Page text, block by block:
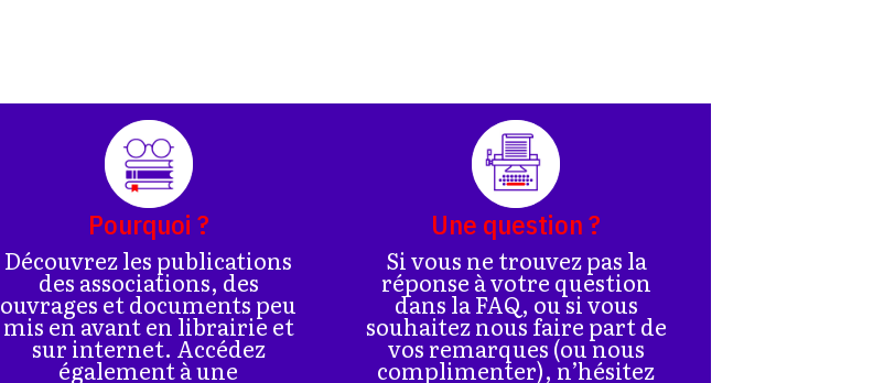
Pourquoi ?
Découvrez les publications
des associations, des
ouvrages et documents peu
mis en avant en librairie et
sur internet. Accédez
également à une
Une question ?
Si vous ne trouvez pas la
réponse à votre question
dans la FAQ, ou si vous
souhaitez nous faire part de
vos remarques (ou nous
complimenter), n’hésitez